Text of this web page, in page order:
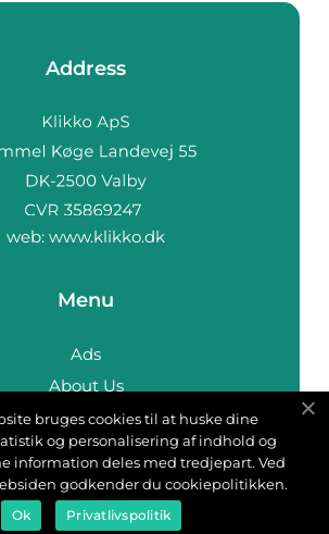
Address
web: www.klikko.dk
Menu
Ads
About Us
Cookies
Contact
Sitemap
bruges cookies til at huske dine
og personalisering af indhold og
information deles med tredjepart. Ved
godkender du cookiepolitikken.
Ok Privatlivspolitik